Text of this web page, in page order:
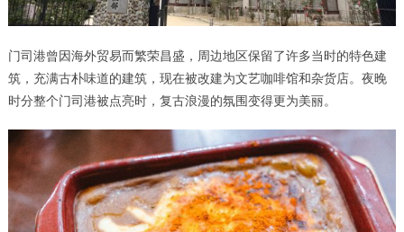
门司港曾因海外贸易而繁荣昌盛，周边地区保留了许多当时的特色建
筑，充满古朴味道的建筑，现在被改建为文艺咖啡馆和杂货店。夜晚
时分整个门司港被点亮时，复古浪漫的氛围变得更为美丽。